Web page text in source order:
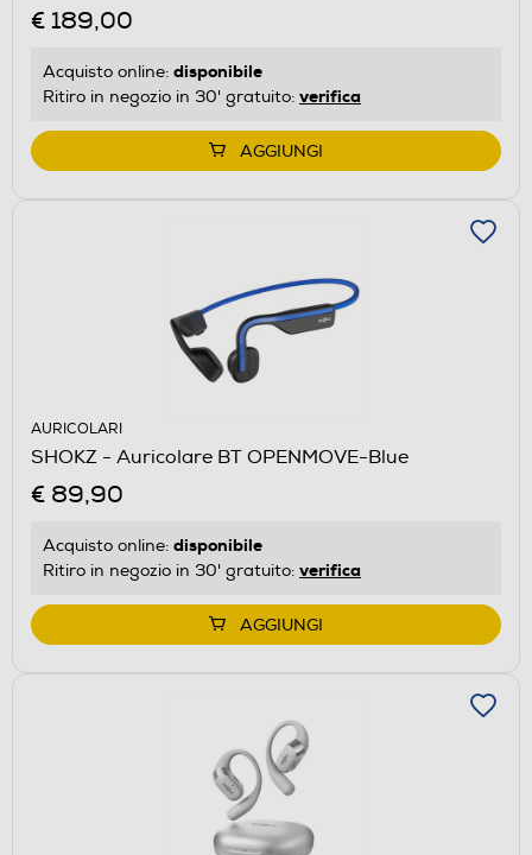
€ 189,00
Acquisto online: disponibile
Ritiro in negozio in 30' gratuito: verifica
AGGIUNGI
AURICOLARI
SHOKZ - Auricolare BT OPENMOVE-Blue
€ 89,90
Acquisto online: disponibile
Ritiro in negozio in 30' gratuito: verifica
AGGIUNGI